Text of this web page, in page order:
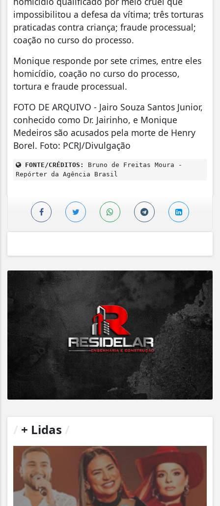
impossibilitou a defesa da vítima; três torturas
praticadas contra criança; fraude processual;
coação no curso do processo.
Monique responde por sete crimes, entre eles
homicídio, coação no curso do processo,
tortura e fraude processual.
FOTO DE ARQUIVO - Jairo Souza Santos Junior,
conhecido como Dr. Jairinho, e Monique
Medeiros são acusados pela morte de Henry
Borel. Foto: PCRJ/Divulgação
FONTE/CRÉDITOS:
Bruno de Freitas Moura -
Repórter da Agência Brasil
+ Lidas